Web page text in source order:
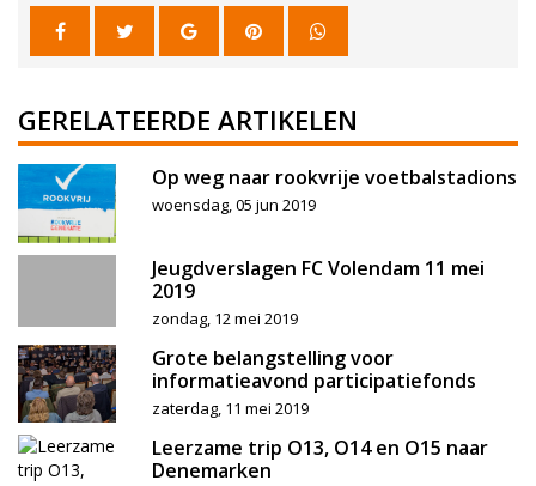
GERELATEERDE ARTIKELEN
Op weg naar rookvrije voetbalstadions
woensdag, 05 jun 2019
Jeugdverslagen FC Volendam 11 mei
2019
zondag, 12 mei 2019
Grote belangstelling voor
informatieavond participatiefonds
zaterdag, 11 mei 2019
Leerzame trip O13, O14 en O15 naar
Denemarken